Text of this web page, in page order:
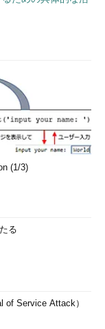
(1/3)
る
of Service Attack）